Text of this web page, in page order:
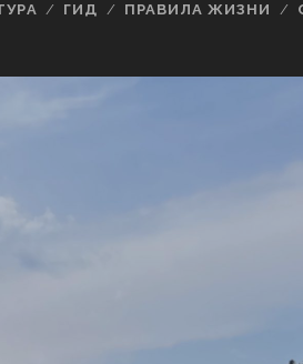
ГИД ПРАВИЛА ЖИЗНИ